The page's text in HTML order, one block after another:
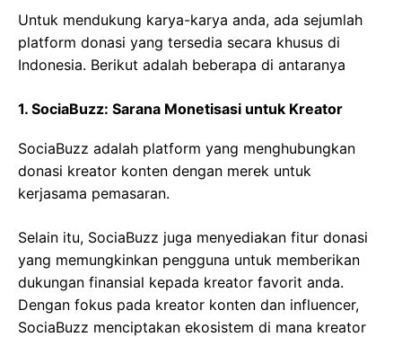
Untuk mendukung karya-karya anda, ada sejumlah
platform donasi yang tersedia secara khusus di
Indonesia. Berikut adalah beberapa di antaranya
1. SociaBuzz: Sarana Monetisasi untuk Kreator
SociaBuzz adalah platform yang menghubungkan
donasi kreator konten dengan merek untuk
kerjasama pemasaran.
Selain itu, SociaBuzz juga menyediakan fitur donasi
yang memungkinkan pengguna untuk memberikan
dukungan finansial kepada kreator favorit anda.
Dengan fokus pada kreator konten dan influencer,
SociaBuzz menciptakan ekosistem di mana kreator